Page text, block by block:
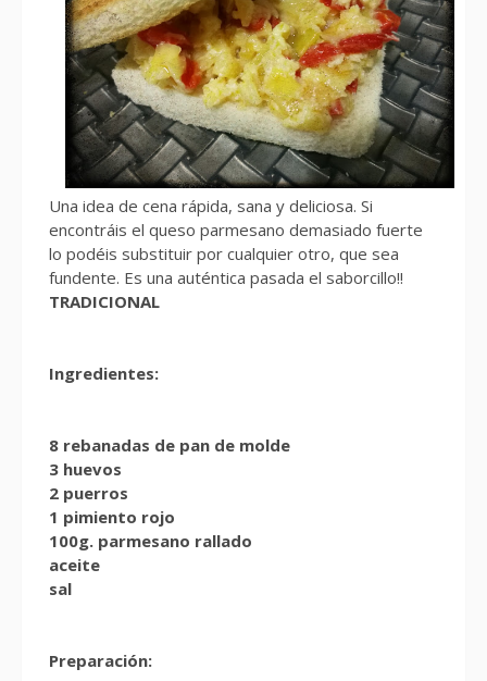
Una idea de cena rápida, sana y deliciosa. Si
encontráis el queso parmesano demasiado fuerte
lo podéis substituir por cualquier otro, que sea
fundente. Es una auténtica pasada el saborcillo!!
TRADICIONAL
Ingredientes:
8 rebanadas de pan de molde
3 huevos
2 puerros
1 pimiento rojo
100g. parmesano rallado
aceite
sal
Preparación: